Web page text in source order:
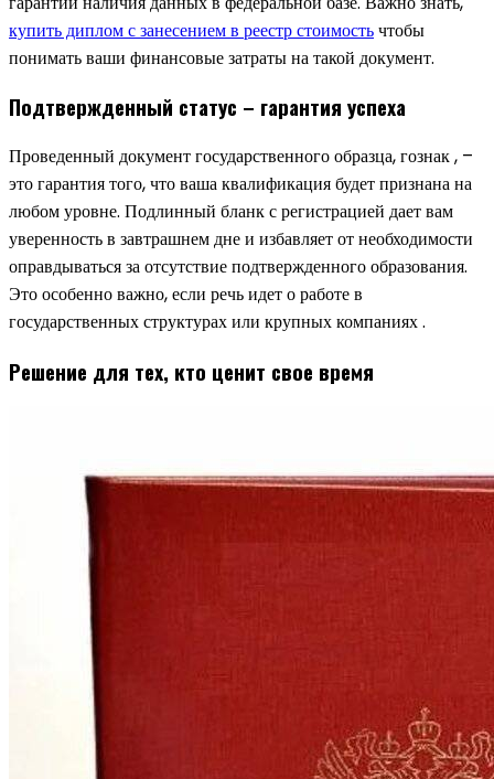
купить диплом с занесением в реестр стоимостьчтобы
понимать ваши финансовые затраты на такой документ.
Подтвержденный статус – гарантия успеха
Проведенный документ государственного образца, гознак , –
это гарантия того, что ваша квалификация будет признана на
любом уровне. Подлинный бланк с регистрацией дает вам
уверенность в завтрашнем дне и избавляет от необходимости
оправдываться за отсутствие подтвержденного образования.
Это особенно важно, если речь идет о работе в
государственных структурах или крупных компаниях .
Решение для тех, кто ценит свое время